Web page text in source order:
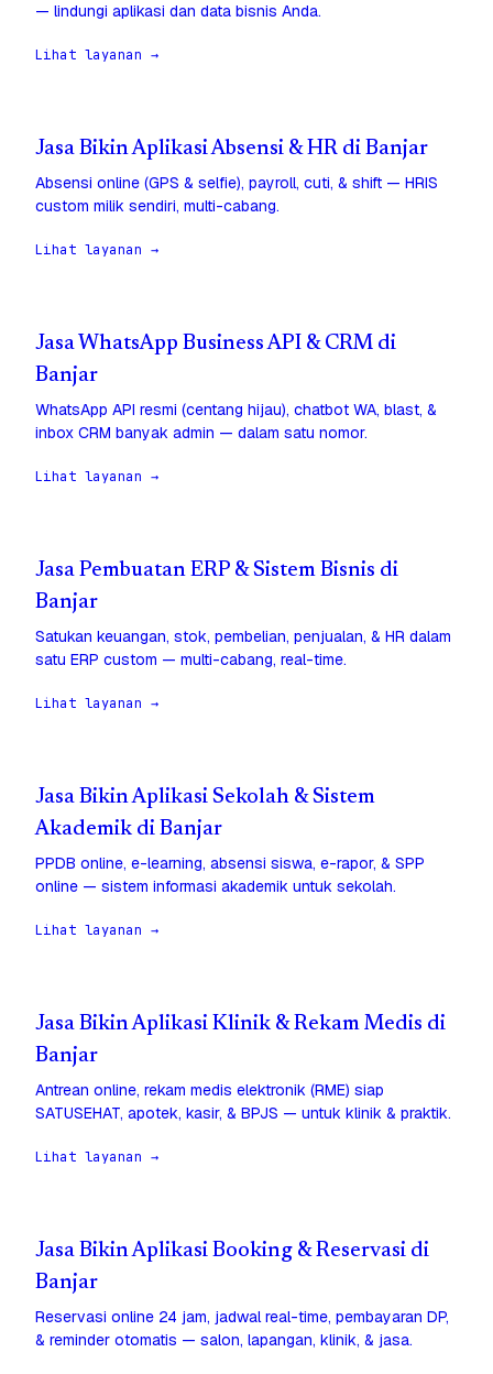
— lindungi aplikasi dan data bisnis Anda.
Lihat layanan →
Jasa Bikin Aplikasi Absensi & HR di Banjar
Absensi online (GPS & selfie), payroll, cuti, & shift — HRIS
custom milik sendiri, multi-cabang.
Lihat layanan →
Jasa WhatsApp Business API & CRM di
Banjar
WhatsApp API resmi (centang hijau), chatbot WA, blast, &
inbox CRM banyak admin — dalam satu nomor.
Lihat layanan →
Jasa Pembuatan ERP & Sistem Bisnis di
Banjar
Satukan keuangan, stok, pembelian, penjualan, & HR dalam
satu ERP custom — multi-cabang, real-time.
Lihat layanan →
Jasa Bikin Aplikasi Sekolah & Sistem
Akademik di Banjar
PPDB online, e-learning, absensi siswa, e-rapor, & SPP
online — sistem informasi akademik untuk sekolah.
Lihat layanan →
Jasa Bikin Aplikasi Klinik & Rekam Medis di
Banjar
Antrean online, rekam medis elektronik (RME) siap
SATUSEHAT, apotek, kasir, & BPJS — untuk klinik & praktik.
Lihat layanan →
Jasa Bikin Aplikasi Booking & Reservasi di
Banjar
Reservasi online 24 jam, jadwal real-time, pembayaran DP,
& reminder otomatis — salon, lapangan, klinik, & jasa.